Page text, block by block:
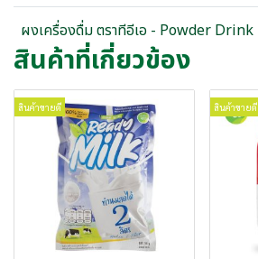
ผงเครื่องดื่ม ตราทีอีเอ - Powder Drink
สินค้าที่เกี่ยวข้อง
สินค้าขายดี สินค้าขายดี